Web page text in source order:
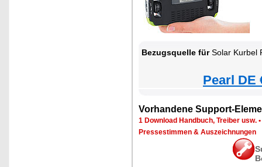
Bezugsquelle fürSolar Kurbel
Pearl DE
Vorhandene Support-
1 Download Handbuch, Treiber usw. •
Pressestimmen & Auszeichnungen